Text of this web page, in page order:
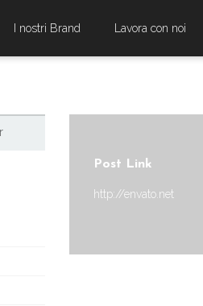
I nostri Brand Lavora con noi
Post Link
http://envato.net